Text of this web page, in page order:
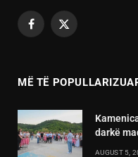
Facebook
X
MË TË
darkë
AUGUST 5,